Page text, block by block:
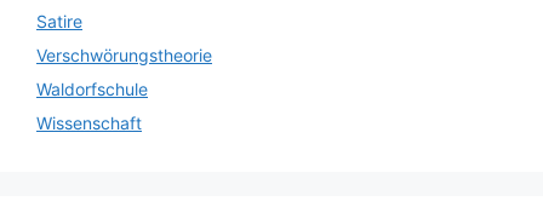
Satire
Verschwörungstheorie
Waldorfschule
Wissenschaft